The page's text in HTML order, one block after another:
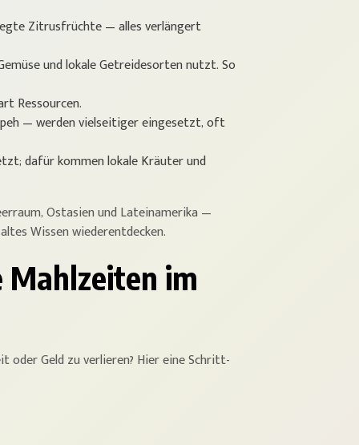
Zitrusfrüchte — alles verlängert
und lokale Getreidesorten nutzt. So
Ressourcen.
— werden vielseitiger eingesetzt, oft
dafür kommen lokale Kräuter und
Ostasien und Lateinamerika —
Wissen wiederentdecken.
im
oder Geld zu verlieren? Hier eine Schritt-